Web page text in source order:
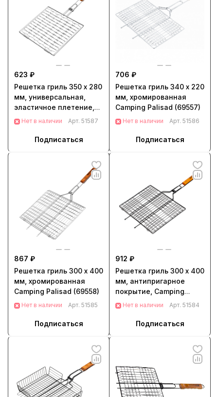
623 ₽
Решетка гриль 350 х 280
мм, универсальная,
эластичное плетение,
хромированная Camping
Нет в наличии Арт. 51587
Подписаться
706 ₽
Решетка гриль 340 х 220
мм, хромированная
Camping Palisad (69557)
Нет в наличии Арт. 51586
Подписаться
867 ₽
Решетка гриль 300 х 400
мм, хромированная
Camping Palisad (69558)
Нет в наличии Арт. 51585
Подписаться
912 ₽
Решетка гриль 300 х 400
мм, антипригарное
покрытие, Camping
Palisad (69560)
Нет в наличии Арт. 51584
Подписаться